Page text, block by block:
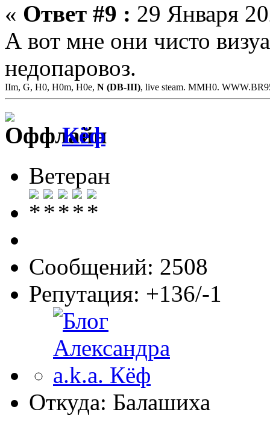
« Ответ #9 : 29 Января
А вот мне они чисто
недопаровоз.
IIm, G, H0, H0m, H0e, N (DB-III), live steam. MMH0.
Кёф
Ветеран
Сообщений: 2508
Репутация: +136/-1
Откуда: Балашиха